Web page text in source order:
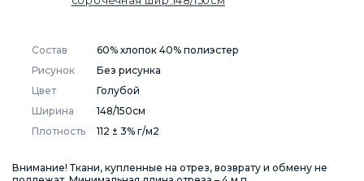
Состав
60% хлопок 40% полиэстер
Рисунок
Без рисунка
Цвет
Голубой
Ширина
148/150см
Плотность
112 ± 3% г/м2
Внимание! Ткани, купленные на отрез, возврату и обмену не